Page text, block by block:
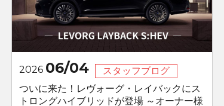
2026 06/04
スタッフブログ
ついに来た！レヴォーグ・レイバックにス
トロングハイブリッドが登場 ～オーナー様